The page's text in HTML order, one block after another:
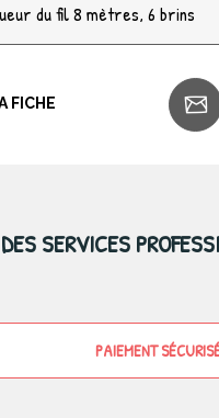
du fil 8 mètres, 6 brins
FICHE
DES SERVICES
PAIEMENT